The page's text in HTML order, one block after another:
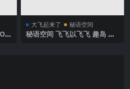
大飞起来了 秘语空间
秘语空间 飞飞以飞飞 趣岛 N